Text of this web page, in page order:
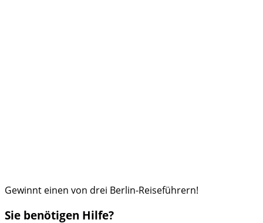
Gewinnt einen von drei Berlin-Reiseführern!
Sie benötigen Hilfe?